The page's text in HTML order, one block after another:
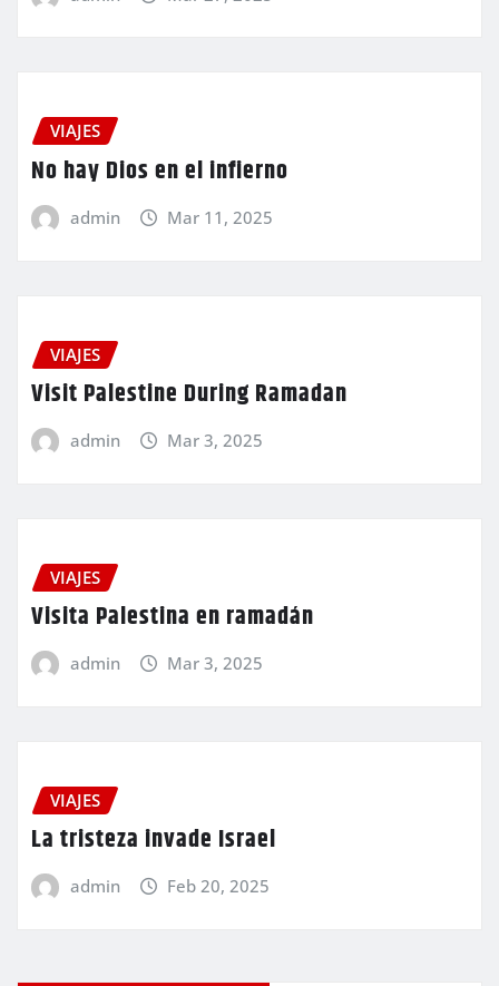
VIAJES
No hay Dios en el infierno
admin Mar 11, 2025
VIAJES
Visit Palestine During Ramadan
admin Mar 3, 2025
VIAJES
Visita Palestina en ramadán
admin Mar 3, 2025
VIAJES
La tristeza invade Israel
admin Feb 20, 2025